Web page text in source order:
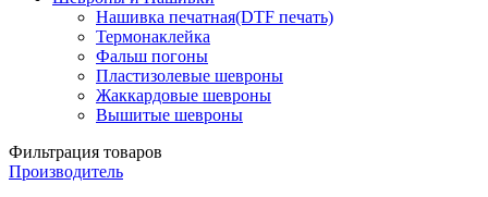
Нашивка печатная(DTF печать)
Термонаклейка
Фальш погоны
Пластизолевые шевроны
Жаккардовые шевроны
Вышитые шевроны
Фильтрация товаров
Производитель